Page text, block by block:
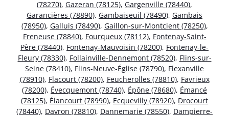
(78270), Gazeran (78125), Gargenville (78440),
Garancières (78890), Gambaiseuil (78490), Gambais
(78950), Galluis (78490), Gaillon-sur-Montcient (78250),
Freneuse (78840), Fourqueux (78112), Fontenay-Saint-
Père (78440), Fontenay-Mauvoisin (78200), Fontenay-le-
Fleury (78330), Follainville-Dennemont (78520), Flins-sur-
Seine (78410), Flins-Neuve-Église (78790), Flexanville
(78910), Flacourt (78200), Feucherolles (78810), Favrieux
(78200), Évecquemont (78740), Épône (78680), Émancé
(78125), Élancourt (78990), Ecquevilly (78920), Drocourt
(78440), Davron (78810), Dannemarie (78550), Dampierre-